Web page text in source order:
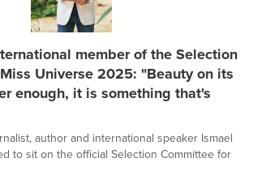
member of the Selection
Universe 2025: "Beauty on its
enough, it is something that's
author and international speaker Ismael
to sit on the official Selection Committee for